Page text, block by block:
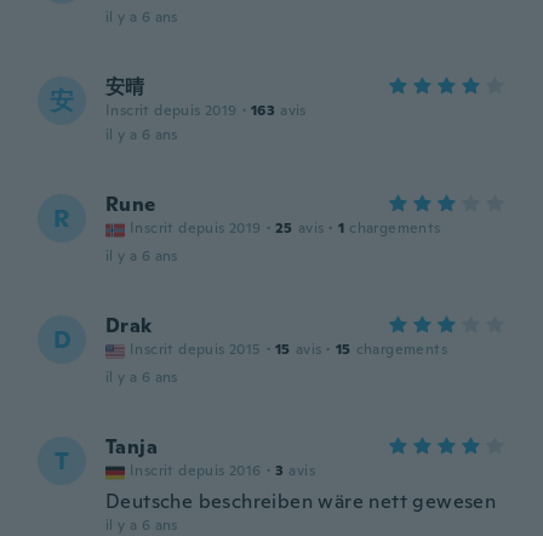
il y a 6 ans
安 安晴
Inscrit depuis 2019 · 163 avis
il y a 6 ans
R Rune
Inscrit depuis 2019 · 25 avis · 1 chargements
il y a 6 ans
D Drak
Inscrit depuis 2015 · 15 avis · 15 chargements
il y a 6 ans
T Tanja
Inscrit depuis 2016 · 3 avis
Deutsche beschreiben wäre nett gewesen
il y a 6 ans